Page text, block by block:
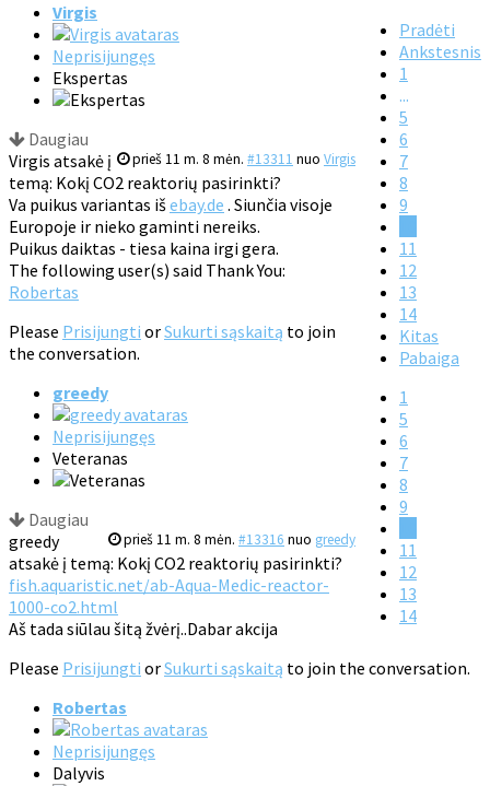
Pradėti
Ankstesnis
1
...
5
6
7
8
9
11
12
13
14
Kitas
Pabaiga
1
5
6
7
8
9
11
12
13
14
Virgis
Neprisijungęs
Ekspertas
Daugiau
prieš 11 m. 8 mėn. #13311 nuo Virgis
Virgis atsakė į
temą: Kokį CO2 reaktorių pasirinkti?
Va puikus variantas išebay.de . Siunčia visoje
Europoje ir nieko gaminti nereiks.
Puikus daiktas - tiesa kaina irgi gera.
The following user(s) said Thank You:
Robertas
Please Prisijungti orSukurti sąskaitą to join
the conversation.
greedy
Neprisijungęs
Veteranas
Daugiau
prieš 11 m. 8 mėn. #13316 nuo greedy
greedy
atsakė į temą: Kokį CO2 reaktorių pasirinkti?
fish.aquaristic.net/ab-Aqua-Medic-reactor-
1000-co2.html
Aš tada siūlau šitą žvėrį..Dabar akcija
Please Prisijungti orSukurti sąskaitą to join the conversation.
Robertas
Neprisijungęs
Dalyvis